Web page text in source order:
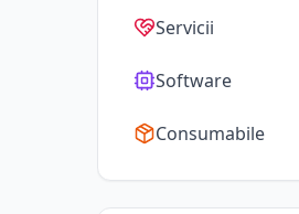
Servicii
Software
Consumabile